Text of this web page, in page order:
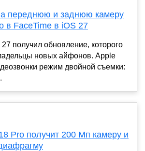
переднюю и заднюю камеру
в FaceTime в iOS 27
получил обновление, которого
новых айфонов. Apple
режим двойной съемки:
Pro получит 200 Мп камеру и